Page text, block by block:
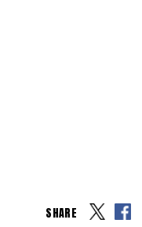
SHARE